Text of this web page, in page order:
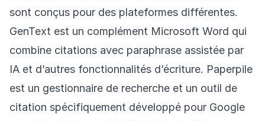
sont conçus pour des plateformes différentes.
GenText est un complément Microsoft Word qui
combine citations avec paraphrase assistée par
IA et d’autres fonctionnalités d’écriture. Paperpile
est un gestionnaire de recherche et un outil de
citation spécifiquement développé pour Google